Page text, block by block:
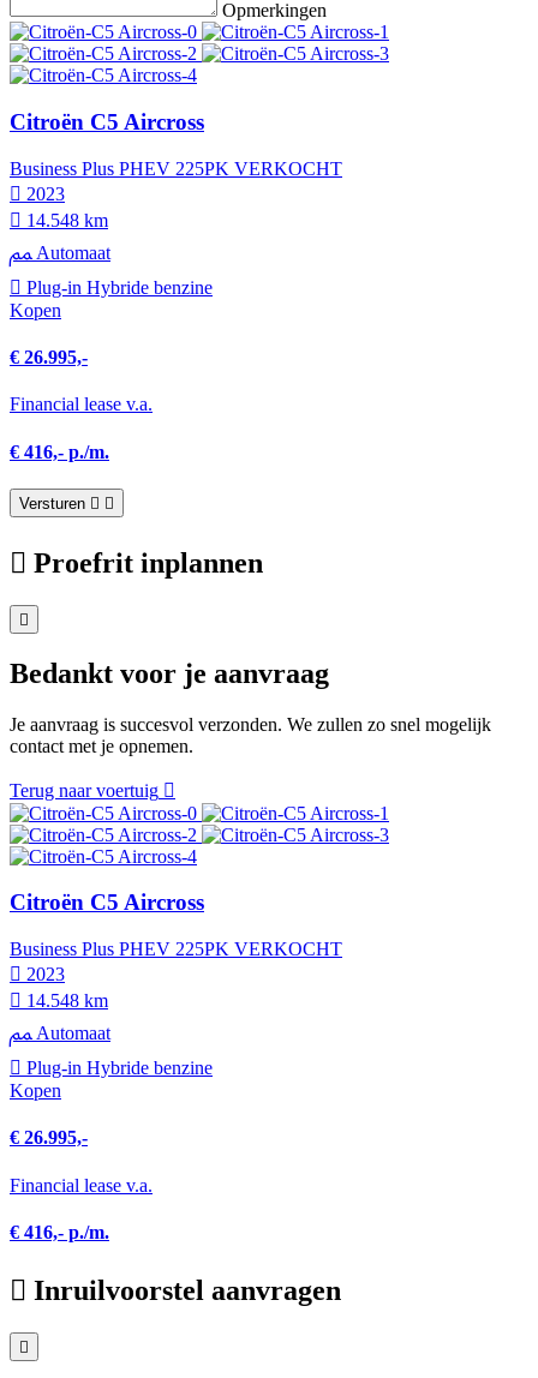
Opmerkingen
Citroën C5 Aircross
Business Plus PHEV 225PK VERKOCHT
2023
14.548 km
Automaat
Plug-in Hybride benzine
Kopen
€ 26.995,-
Financial lease v.a.
€ 416,- p./m.
Versturen
Proefrit inplannen
Bedankt voor je aanvraag
Je aanvraag is succesvol verzonden. We zullen zo snel mogelijk
contact met je opnemen.
Terug naar voertuig
Citroën C5 Aircross
Business Plus PHEV 225PK VERKOCHT
2023
14.548 km
Automaat
Plug-in Hybride benzine
Kopen
€ 26.995,-
Financial lease v.a.
€ 416,- p./m.
Inruilvoorstel aanvragen